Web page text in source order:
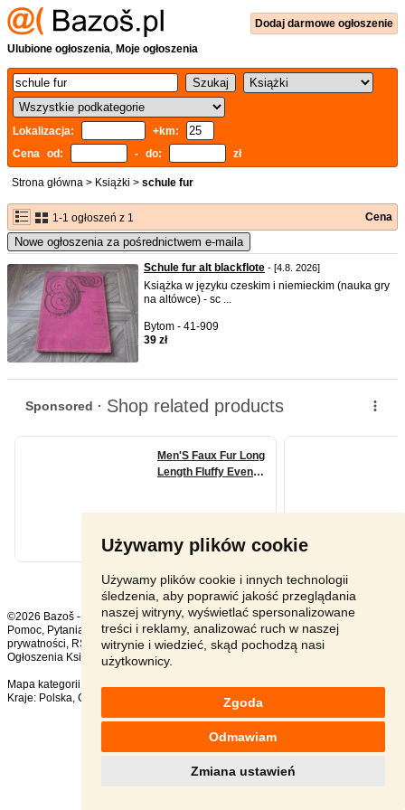
Używamy plików cookie
Używamy plików cookie i innych technologii
śledzenia, aby poprawić jakość przeglądania
naszej witryny, wyświetlać spersonalizowane
treści i reklamy, analizować ruch w naszej
witrynie i wiedzieć, skąd pochodzą nasi
użytkownicy.
Zgoda
Odmawiam
Zmiana ustawień
Dodaj darmowe ogłoszenie
Ulubione ogłoszenia, Moje ogłoszenia
Lokalizacja:
+km:
Cena od:
- do: zł
Strona główna > Książki > schule fur
1-1 ogłoszeń z 1 Cena
Nowe ogłoszenia za pośrednictwem e-maila
Schule fur alt blackflote - [4.8. 2026]
Książka w języku czeskim i niemieckim (nauka gry
na altówce) - sc ...
Bytom - 41-909
39 zł
©2026 Bazoš -
sprzedam, ogłoszenia
Pomoc, Pytania Komentarze,Kontakt ,Reklama,Regulamin ,Polityka
prywatności, RSS
Ogłoszenia Książki ogółem:163 , w ciągu 24 godzin:
Mapa kategorii
Popularne wyszukiwania
Kraje: Polska, Czechy